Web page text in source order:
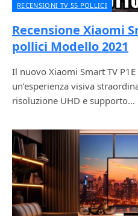
RECENSIONI TV 55 POLLICI
Recensione Xiaomi
pollici Modello 2021
Il nuovo Xiaomi Smart TV
un’esperienza visiva
risoluzione UHD e supporto…